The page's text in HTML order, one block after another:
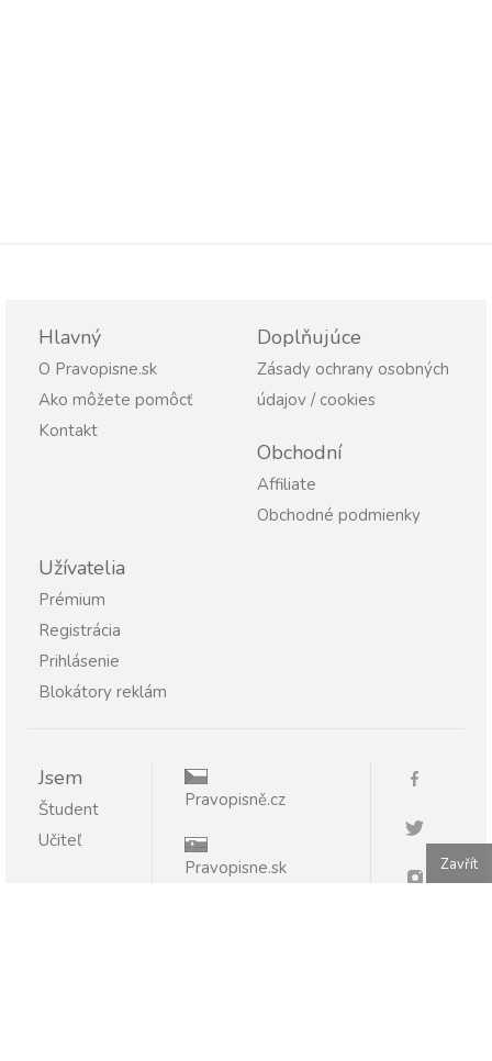
Hlavný
O Pravopisne.sk
Ako môžete pomôcť
Kontakt
Doplňujúce
Zásady ochrany osobných
údajov / cookies
Obchodní
Affiliate
Obchodné podmienky
Užívatelia
Prémium
Registrácia
Prihlásenie
Blokátory reklám
Jsem
Študent
Učiteľ
Pravopisně.cz
Pravopisne.sk Zavřít